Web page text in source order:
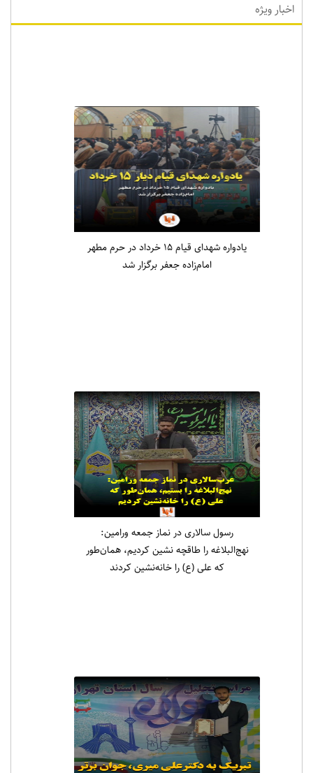
اخبار ویژه
یادواره شهدای قیام ۱۵ خرداد در حرم مطهر
امام‌زاده جعفر برگزار شد
رسول سالاری در نماز جمعه ورامین:
نهج‌البلاغه را طاقچه نشین کردیم، همان‌طور
که علی (ع) را خانه‌نشین کردند